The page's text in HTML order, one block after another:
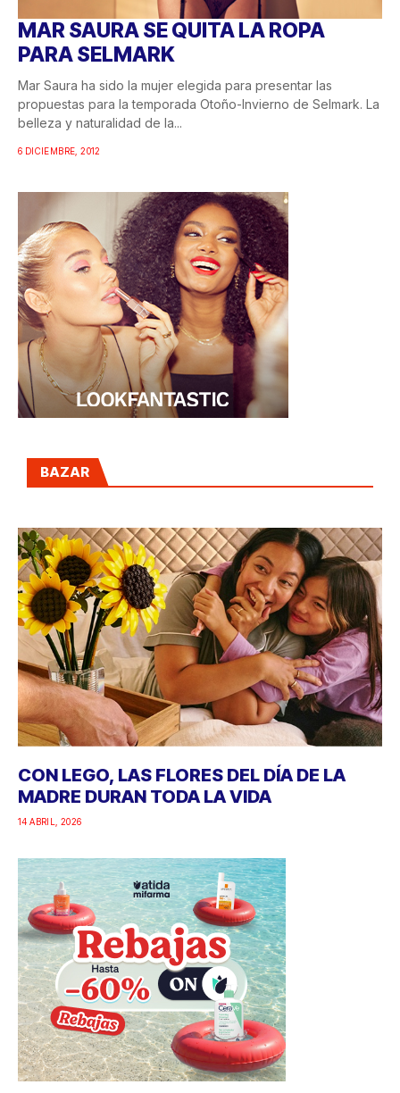
MAR SAURA SE QUITA LA ROPA
PARA SELMARK
Mar Saura ha sido la mujer elegida para presentar las
propuestas para la temporada Otoño-Invierno de Selmark. La
belleza y naturalidad de la...
6 DICIEMBRE, 2012
BAZAR
CON LEGO, LAS FLORES DEL DÍA DE LA
MADRE DURAN TODA LA VIDA
14 ABRIL, 2026